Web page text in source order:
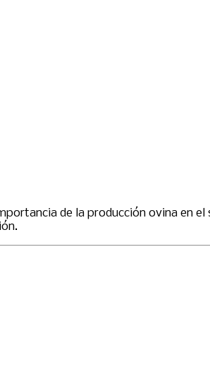
de la producción ovina en